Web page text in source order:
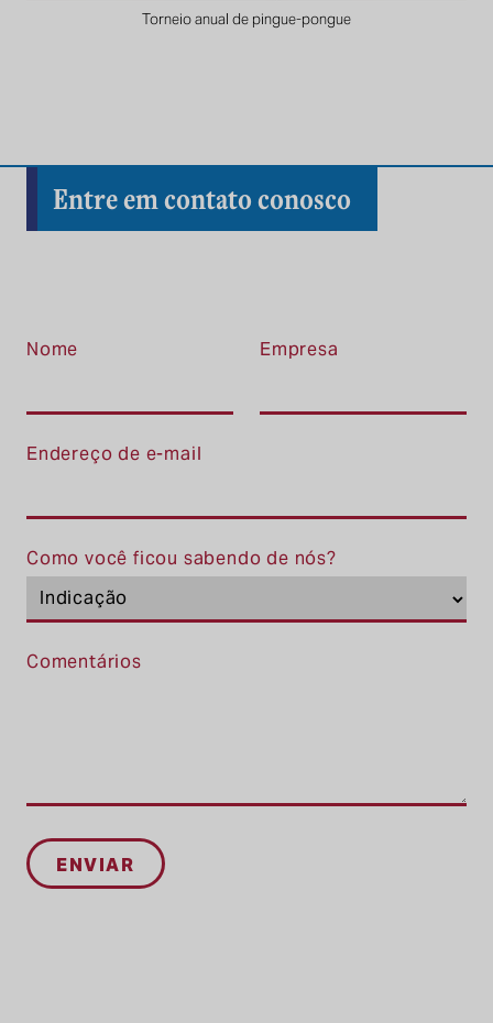
Torneio anual de pingue-pongue
Entre em contato conosco
Nome Empresa
Endereço de e-mail
Como você ficou sabendo de nós?
Comentários